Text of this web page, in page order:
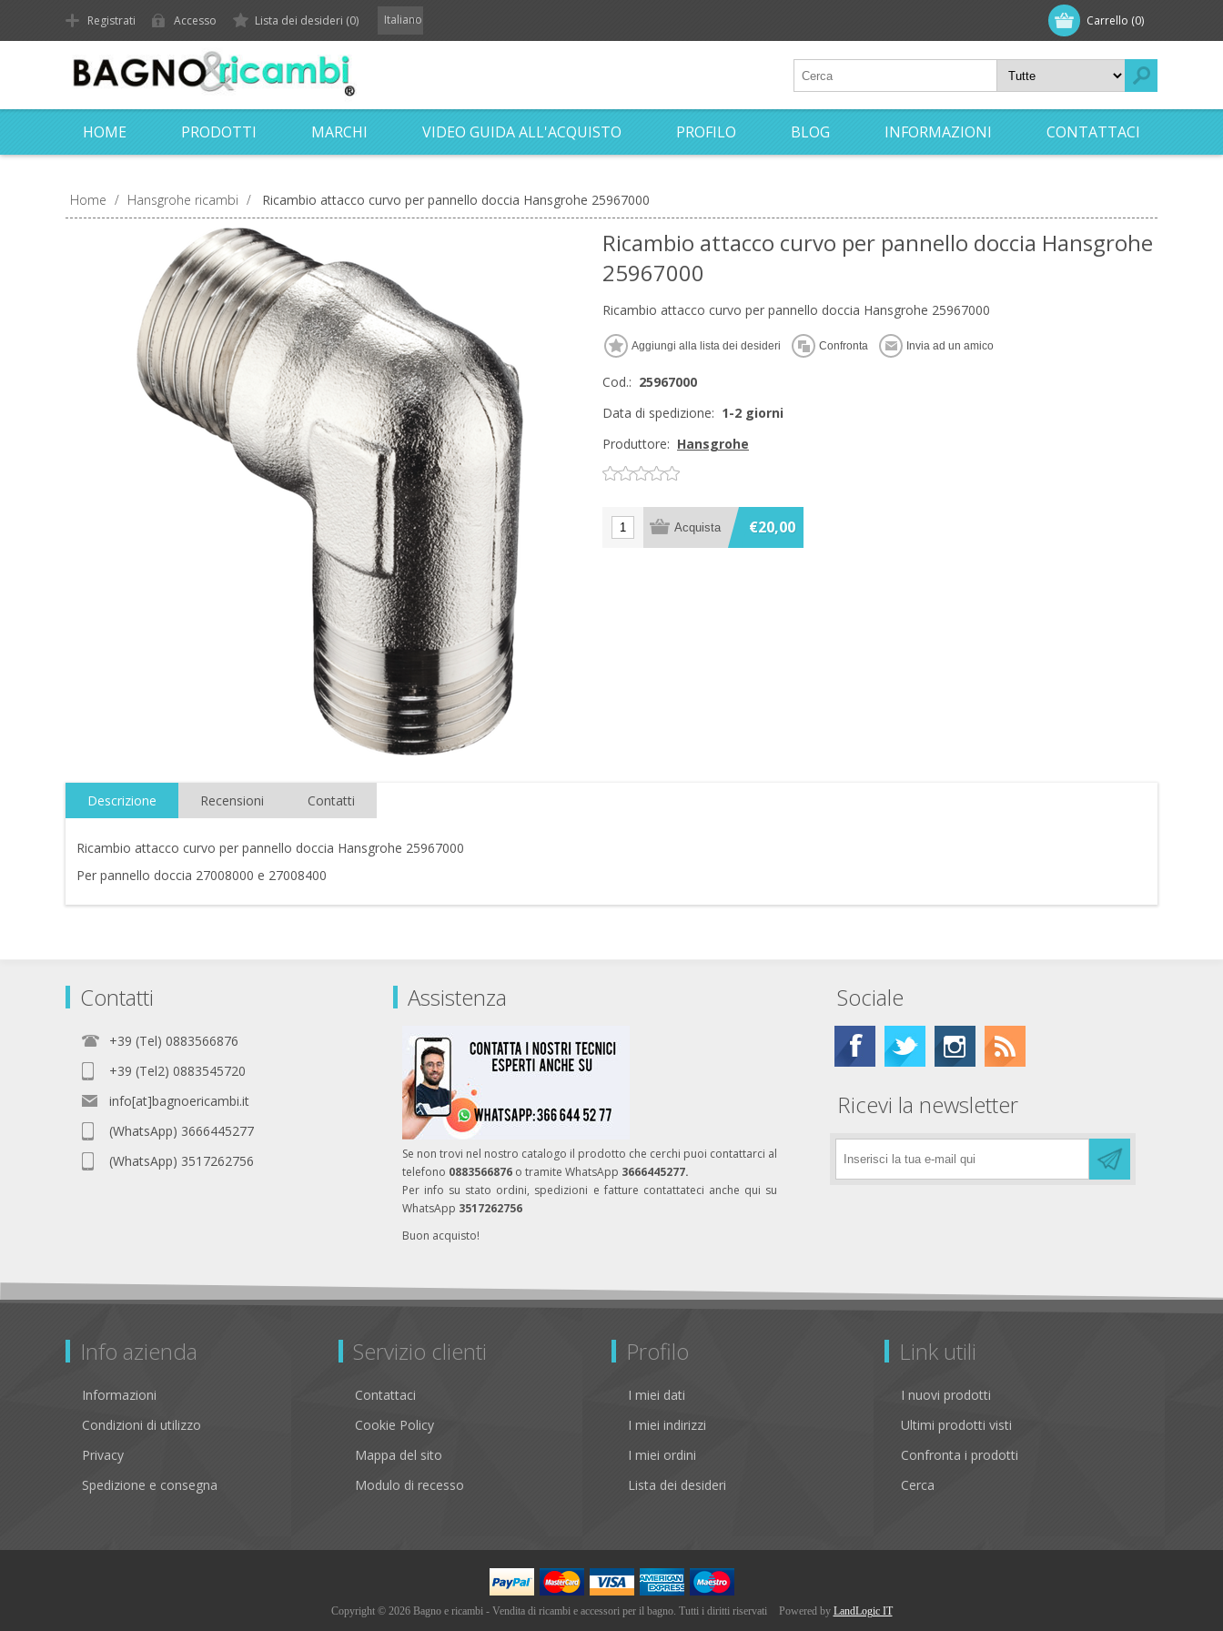
Carrello (0)
Registrati Accesso Lista dei desideri (0) Italiano
HOME PRODOTTI MARCHI VIDEO GUIDA ALL'ACQUISTO PROFILO BLOG INFORMAZIONI CONTATTACI
Home / Hansgrohe ricambi / Ricambio attacco curvo per pannello doccia Hansgrohe 25967000
Ricambio attacco curvo per pannello doccia Hansgrohe
25967000
Ricambio attacco curvo per pannello doccia Hansgrohe 25967000
Cod.: 25967000
Data di spedizione: 1-2 giorni
Produttore: Hansgrohe
€20,00
Descrizione Recensioni Contatti
Ricambio attacco curvo per pannello doccia Hansgrohe 25967000
Per pannello doccia 27008000 e 27008400
Contatti
+39 (Tel) 0883566876
+39 (Tel2) 0883545720
info[at]bagnoericambi.it
(WhatsApp) 3666445277
(WhatsApp) 3517262756
Assistenza
Se non trovi nel nostro catalogo il prodotto che cerchi puoi contattarci al
telefono 0883566876 o tramite WhatsApp 3666445277.
Per info su stato ordini, spedizioni e fatture contattateci anche qui su
WhatsApp 3517262756
Buon acquisto!
Sociale
Ricevi la newsletter
Info azienda
Informazioni
Condizioni di utilizzo
Privacy
Spedizione e consegna
Servizio clienti
Contattaci
Cookie Policy
Mappa del sito
Modulo di recesso
Profilo
I miei dati
I miei indirizzi
I miei ordini
Lista dei desideri
Link utili
I nuovi prodotti
Ultimi prodotti visti
Confronta i prodotti
Cerca
Copyright © 2026 Bagno e ricambi - Vendita di ricambi e accessori per il bagno. Tutti i diritti riservati Powered by LandLogic IT